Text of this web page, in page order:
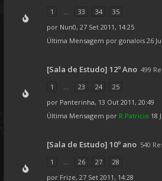
1
... 33 34
35
por Nun0, 27 Set 2011, 14:25
Última Mensagem por gonalois 26
[Sala de Estudo] 12º Ano 499
1
... 23 24
25
por Panterinha, 13 Out 2011, 20:49
Última Mensagem por R.Patricio 18
[Sala de Estudo] 10º ano 540
1
... 26 27
28
por Frize, 27 Set 2011, 14:28